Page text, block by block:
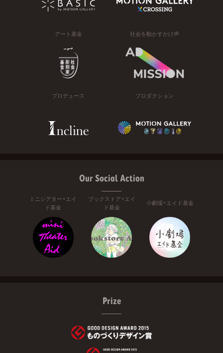
アート基金 社会を動かすかけ声
プロデュース プロダクション
Our Social Action
ミニシアター・エイ
ド基金
ブックストア・エイ
ド基金
小劇場・エイド基金
Prize